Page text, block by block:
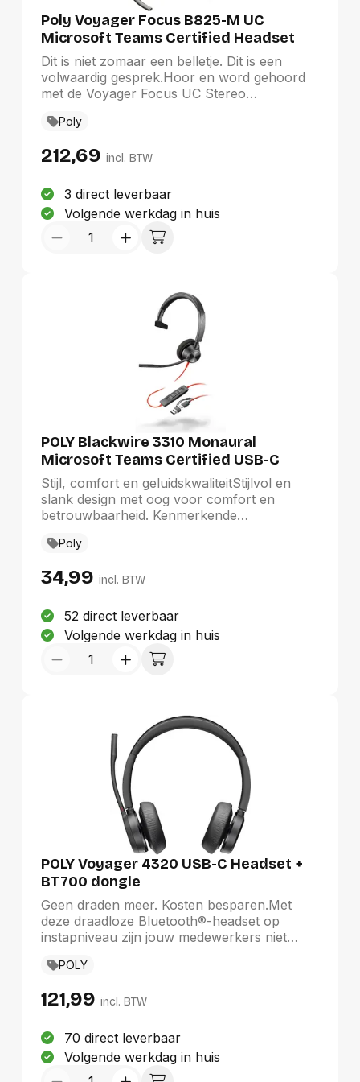
Poly Voyager Focus B825-M UC
Microsoft Teams Certified Headset
Dit is niet zomaar een belletje. Dit is een
volwaardig gesprek.Hoor en word gehoord
met de Voyager Focus UC Stereo
tussen pc en smartphone en tussen werk en
meeslepend stereogeluid en actieve
ontworpen zodat jij je kunt concentreren op
je werk en niet op de chaos om je heen.
Poly
212,69 incl. BTW
3 direct leverbaar
Volgende werkdag in huis
POLY Blackwire 3310 Monaural
Microsoft Teams Certified USB-C
Headset + USB-C/A adapter
Stijl, comfort en geluidskwaliteitStijlvol en
slank design met oog voor comfort en
betrouwbaarheid. Kenmerkende
bent van goed geluid. En intuïtieve en
snel verbinding kan maken met het apparaat
Poly
34,99 incl. BTW
52 direct leverbaar
Volgende werkdag in huis
POLY Voyager 4320 USB-C Headset +
BT700 dongle
Geen draden meer. Kosten besparen.Met
deze draadloze Bluetooth®-headset op
instapniveau zijn jouw medewerkers niet
kennis met de Voyager 4300 UC-serie. Dit is
productief te blijven en verbinding te maken
kantoor.
POLY
121,99 incl. BTW
70 direct leverbaar
Volgende werkdag in huis